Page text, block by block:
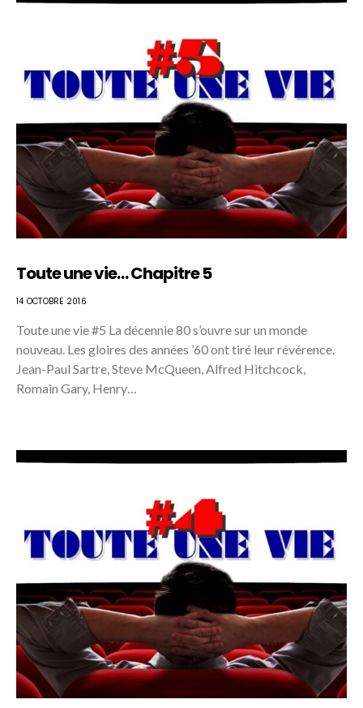
Toute une vie… Chapitre 5
14 OCTOBRE 2016
Toute une vie #5 La décennie 80 s’ouvre sur un monde
nouveau. Les gloires des années ’60 ont tiré leur révérence.
Jean-Paul Sartre, Steve McQueen, Alfred Hitchcock,
Romain Gary, Henry…